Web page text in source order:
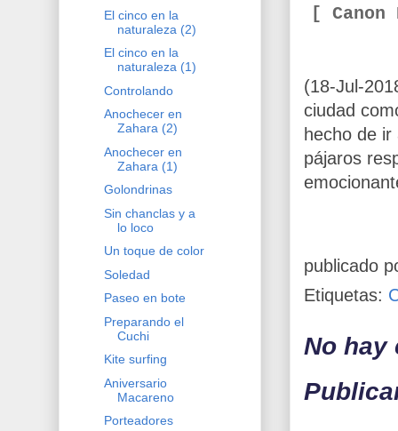
[ Canon
(18-Jul-
ciudad
hecho de
pájaros
publicado
Etiquetas:
No hay
El cinco en la
naturaleza (2)
El cinco en la
naturaleza (1)
Controlando
Anochecer en
Zahara (2)
Anochecer en
Zahara (1)
Golondrinas
Sin chanclas y a
lo loco
Un toque de color
Soledad
Paseo en bote
Preparando el
Cuchi
Kite surfing
Aniversario
Macareno
Porteadores